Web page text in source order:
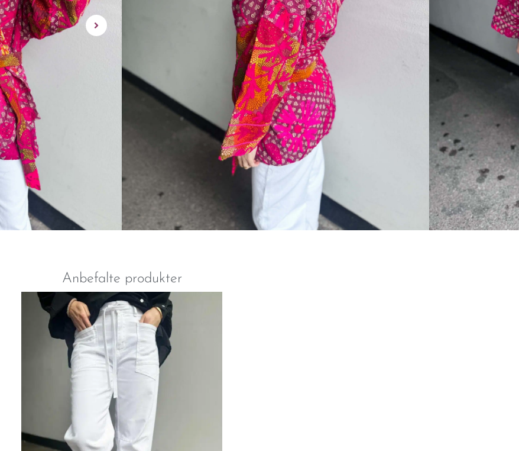
LEGG I HANDLEKURV
Anbefalte produkter